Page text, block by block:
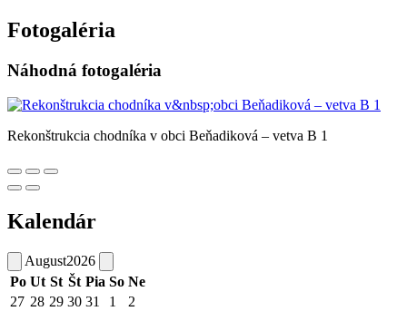
Fotogaléria
Náhodná fotogaléria
Rekonštrukcia chodníka v obci Beňadiková – vetva B 1
Kalendár
August2026
Po Ut St Št Pia So Ne
27 28 29 30 31 1
2